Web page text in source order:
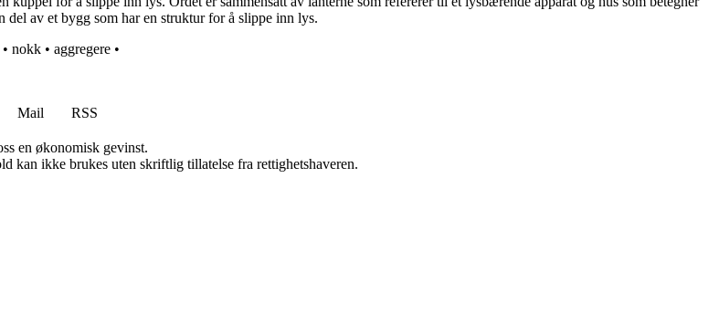
del av et bygg som har en struktur for å slippe inn lys.
• nokk • aggregere •
Mail
RSS
en økonomisk gevinst.
kan ikke brukes uten skriftlig tillatelse fra rettighetshaveren.